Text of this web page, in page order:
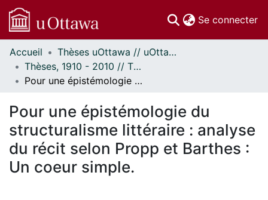
Se connecter
Communautés
et collections
Parcourir
À propos
Accueil
Thèses uOttawa // uOttawa Theses
Thèses, 1910 - 2010 // Theses, 1910 - 2010
Pour une épistémologie du structuralisme littéraire : analyse du récit selon Propp et Barthes : Un coeur simple.
Pour une épistémologie du
structuralisme littéraire : analyse
du récit selon Propp et Barthes :
Un coeur simple.